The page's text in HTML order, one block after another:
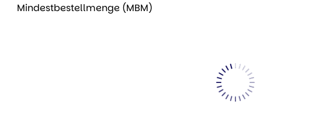
Mindestbestellmenge (MBM)